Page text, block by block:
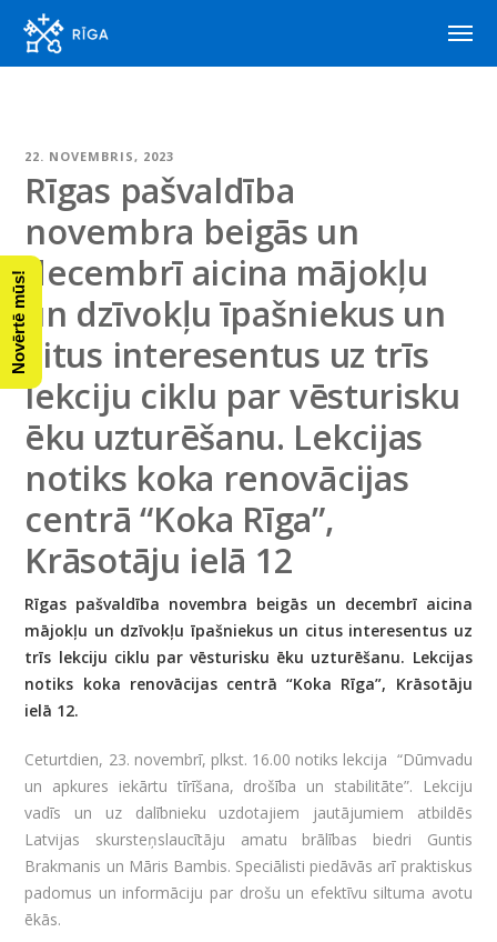
22. NOVEMBRIS, 2023
Rīgas pašvaldība
novembra beigās un
decembrī aicina mājokļu
un dzīvokļu īpašniekus un
citus interesentus uz trīs
lekciju ciklu par vēsturisku
ēku uzturēšanu. Lekcijas
notiks koka renovācijas
centrā “Koka Rīga”,
Krāsotāju ielā 12
Rīgas pašvaldība novembra beigās un decembrī aicina
mājokļu un dzīvokļu īpašniekus un citus interesentus uz
trīs lekciju ciklu par vēsturisku ēku uzturēšanu. Lekcijas
notiks koka renovācijas centrā “Koka Rīga”, Krāsotāju
ielā 12.
Ceturtdien, 23. novembrī, plkst. 16.00 notiks lekcija “Dūmvadu
un apkures iekārtu tīrīšana, drošība un stabilitāte”. Lekciju
vadīs un uz dalībnieku uzdotajiem jautājumiem atbildēs
Latvijas skursteņslaucītāju amatu brālības biedri Guntis
Brakmanis un Māris Bambis. Speciālisti piedāvās arī praktiskus
padomus un informāciju par drošu un efektīvu siltuma avotu
ēkās.
Novērtē mūs!